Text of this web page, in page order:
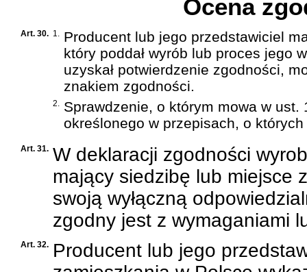
Ocena
Art. 30. 1. Producent lub jego przedstawiciel
który poddał wyrób lub proces jego
uzyskał potwierdzenie zgodności,
znakiem zgodności.
2. Sprawdzenie, o którym mowa w
określonego w przepisach, o
Art. 31. W deklaracji zgodności
mający siedzibę lub miejsce
swoją wyłączną
zgodny jest z wymaganiami
Art. 32. Producent lub jego